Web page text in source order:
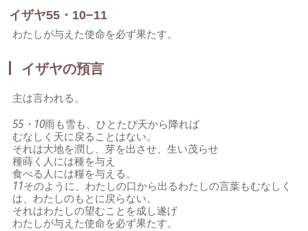
イザヤ55・10−11
わたしが与えた使命を必ず果たす。
イザヤの預言
主は言われる。
55・10雨も雪も、ひとたび天から降れば
むなしく天に戻ることはない。
それは大地を潤し、芽を出させ、生い茂らせ
種蒔く人には種を与え
食べる人には糧を与える。
11そのように、わたしの口から出るわたしの言葉もむなしく
は、わたしのもとに戻らない。
それはわたしの望むことを成し遂げ
わたしが与えた使命を必ず果たす。